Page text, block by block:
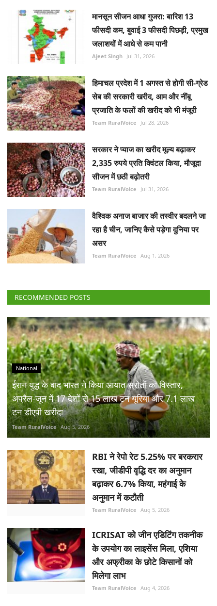
Language
English Hindi
मानसून सीजन आधा गुजरा: बारिश 13
फीसदी कम, बुवाई 3 फीसदी पिछड़ी, प्रमुख
जलाशयों में आधे से कम पानी
Ajeet Singh Jul 31, 2026
हिमाचल प्रदेश में 1 अगस्त से होगी सी-ग्रेड
सेब की सरकारी खरीद, आम और नींबू
प्रजाति के फलों की खरीद को भी मंजूरी
Team RuralVoice Jul 28, 2026
सरकार ने प्याज का खरीद मूल्य बढ़ाकर
2,335 रुपये प्रति क्विंटल किया, मौजूदा
सीजन में छठी बढ़ोतरी
Team RuralVoice Jul 31, 2026
वैश्विक अनाज बाजार की तस्वीर बदलने जा
रहा है चीन, जानिए कैसे पड़ेगा दुनिया पर
असर
Team RuralVoice Aug 1, 2026
RECOMMENDED POSTS
National
ईरान युद्ध के बाद भारत ने किया आयात स्रोतों का विस्तार,
अप्रैल-जून में 17 देशों से 15 लाख टन यूरिया और 7.1 लाख
टन डीएपी खरीदा
Team RuralVoice Aug 5, 2026
RBI ने रेपो रेट 5.25% पर बरकरार
रखा, जीडीपी वृद्धि दर का अनुमान
बढ़ाकर 6.7% किया, महंगाई के
अनुमान में कटौती
Team RuralVoice Aug 5, 2026
ICRISAT को जीन एडिटिंग तकनीक
के उपयोग का लाइसेंस मिला, एशिया
और अफ्रीका के छोटे किसानों को
मिलेगा लाभ
Team RuralVoice Aug 4, 2026